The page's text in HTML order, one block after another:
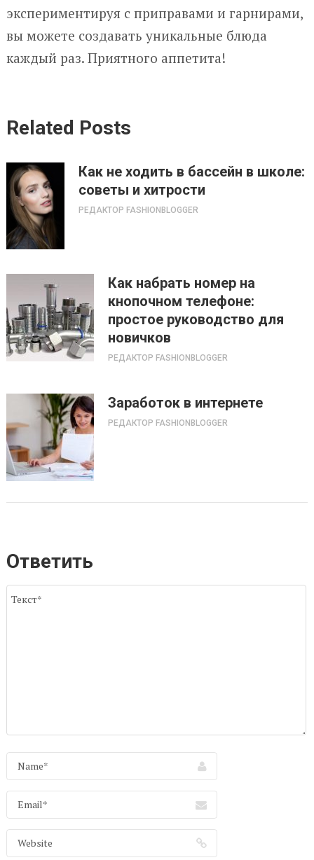
экспериментируя с приправами и гарнирами,
вы можете создавать уникальные блюда
каждый раз. Приятного аппетита!
Related Posts
Как не ходить в бассейн в школе:
советы и хитрости
РЕДАКТОР FASHIONBLOGGER
Как набрать номер на
кнопочном телефоне:
простое руководство для
новичков
РЕДАКТОР FASHIONBLOGGER
Заработок в интернете
РЕДАКТОР FASHIONBLOGGER
Ответить